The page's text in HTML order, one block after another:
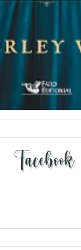
Facebook